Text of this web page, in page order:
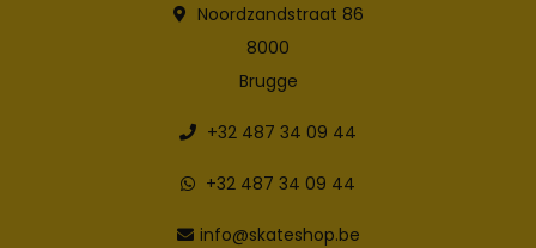
Noordzandstraat 86
8000
Brugge
+32 487 34 09 44
+32 487 34 09 44
info@skateshop.be